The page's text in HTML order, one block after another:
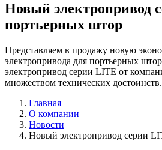
Новый электропривод
портьерных штор
Представляем в продажу новую
электропривода для портьерных
электропривод серии LITE от
множеством технических достоинств.
Главная
О компании
Новости
Новый электропривод серии